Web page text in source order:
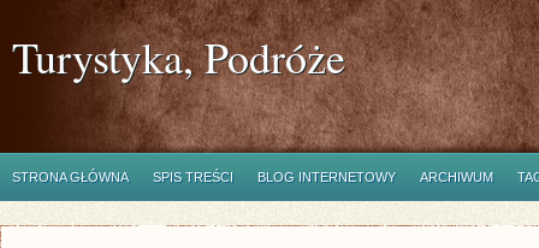
Turystyka, Podróże
STRONA GŁÓWNA SPIS TREŚCI BLOG INTERNETOWY ARCHIWUM